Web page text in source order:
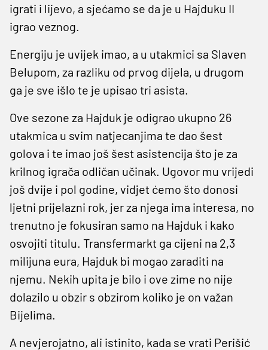
igrati i lijevo, a sjećamo se da je u Hajduku II
igrao veznog.
Energiju je uvijek imao, a u utakmici sa Slaven
Belupom, za razliku od prvog dijela, u drugom
ga je sve išlo te je upisao tri asista.
Ove sezone za Hajduk je odigrao ukupno 26
utakmica u svim natjecanjima te dao šest
golova i te imao još šest asistencija što je za
krilnog igrača odličan učinak. Ugovor mu vrijedi
još dvije i pol godine, vidjet ćemo što donosi
ljetni prijelazni rok, jer za njega ima interesa, no
trenutno je fokusiran samo na Hajduk i kako
osvojiti titulu. Transfermarkt ga cijeni na 2,3
milijuna eura, Hajduk bi mogao zaraditi na
njemu. Nekih upita je bilo i ove zime no nije
dolazilo u obzir s obzirom koliko je on važan
Bijelima.
A nevjerojatno, ali istinito, kada se vrati Perišić